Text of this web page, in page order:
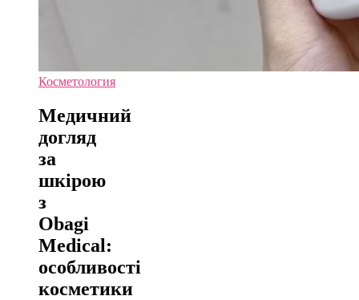
Косметология
Медичний
догляд
за
шкірою
з
Obagi
Medical:
особливості
косметики